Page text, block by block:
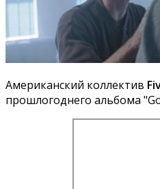
Американский коллектив
прошлогоднего альбома